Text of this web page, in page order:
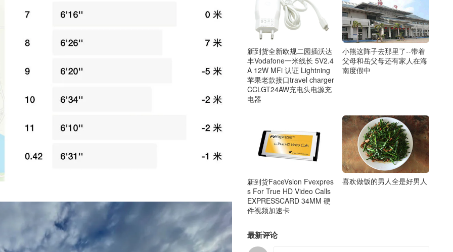
新到货全新欧规二园插沃达
丰Vodafone一米线长 5V2.4
A 12W MFi 认证 Lightning
苹果老款接口travel charger
CCLGT24AW充电头电源充
电器
小熊这阵子去那里了--带着
父母和岳父母还有家人在海
南度假中
新到货FaceVsion Fvexpres
s For True HD Video Calls
EXPRESSCARD 34MM 硬
件视频加速卡
喜欢做饭的男人全是好男人
最新评论